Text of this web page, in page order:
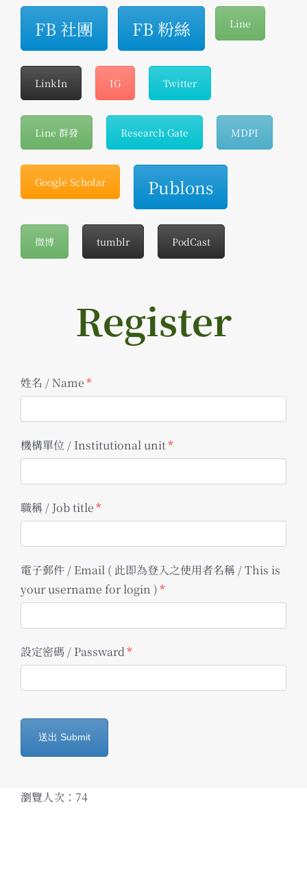
FB 社團 FB 粉絲 Line
LinkIn IG Twitter
Line 群發 Research Gate MDPI
Google Scholar Publons
微博 tumblr PodCast
Register
姓名 / Name*
機構單位 / Institutional unit*
職稱 / Job title*
電子郵件 / Email ( 此即為登入之使用者名稱 / This is
your username for login )*
設定密碼 / Passward*
送出 Submit
瀏覽人次：74